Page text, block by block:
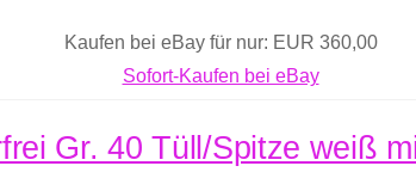
Kaufen bei eBay für nur: EUR 360,00
Sofort-Kaufen bei eBay
Gr. 40 Tüll/Spitze weiß